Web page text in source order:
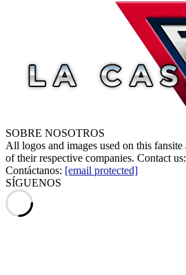
SOBRE NOSOTROS
All logos and images used on this fansite
of their respective companies. Contact us:
Contáctanos: [email protected]
SÍGUENOS